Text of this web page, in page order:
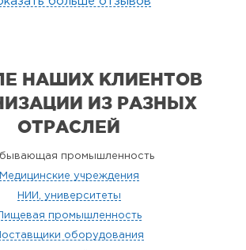
НАШИХ КЛИЕНТОВ
ИЗ РАЗНЫХ
ОТРАСЛЕЙ
промышленность
Медицинские учреждения
НИИ, университеты
Пищевая промышленность
оборудования